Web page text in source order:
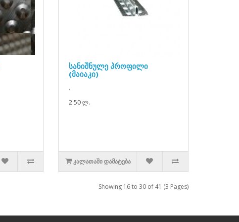
სანიშნულე პროფილი
(მაიაკი)
..
2.50 ლ.
ᲙᲐᲚᲐᲗᲐᲨᲘ ᲓᲐᲛᲐᲢᲔᲑᲐ
Showing 16 to 30 of 41 (3 Pages)